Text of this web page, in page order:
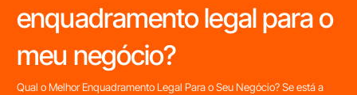
enquadramento legal para o
meu negócio?
Qual o Melhor Enquadramento Legal Para o Seu Negócio? Se está a